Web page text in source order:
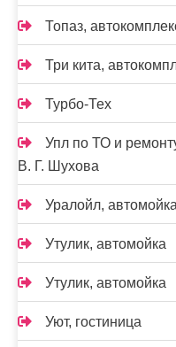
Топаз,
Три кита,
Турбо-Тех
Упл по ТО и
В. Г. Шухова
Уралойл, автомойка
Утулик, автомойка
Утулик, автомойка
Уют, гостиница